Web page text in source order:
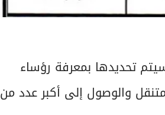
تحديدها بمعرفة رؤساء
والوصول إلى أكبر عدد من